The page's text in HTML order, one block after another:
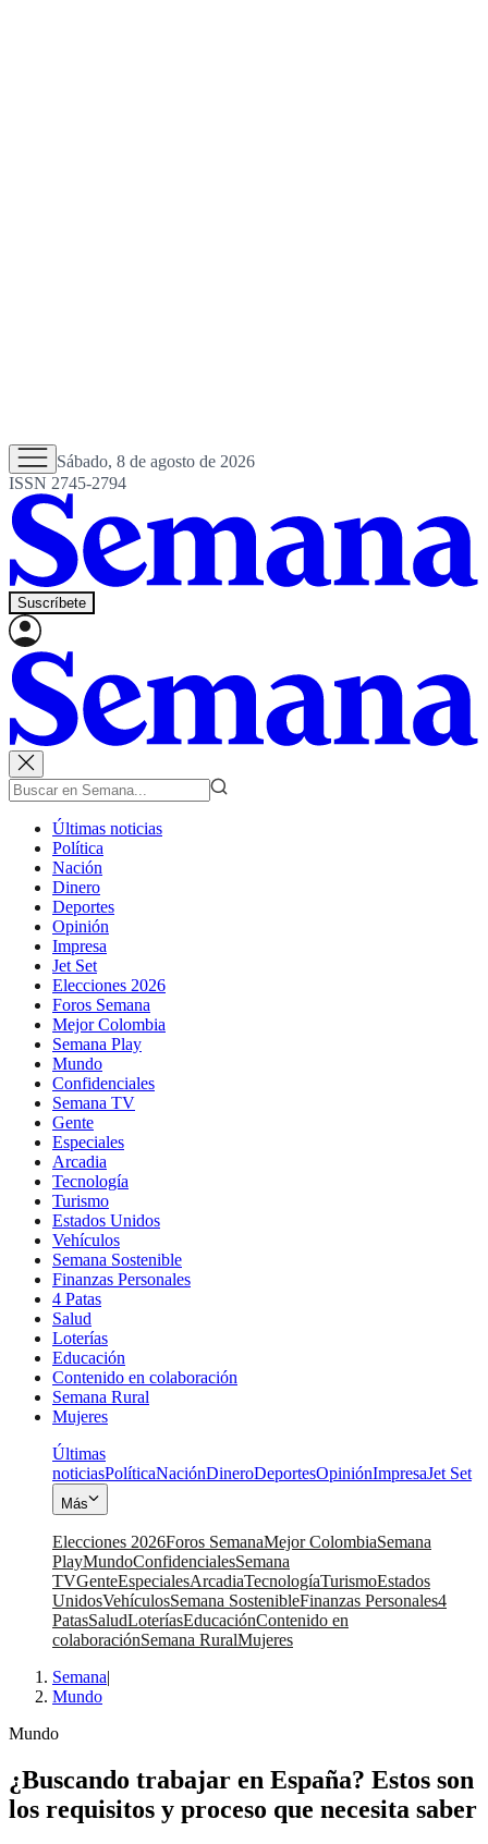
Sábado, 8 de agosto de 2026
ISSN 2745-2794
Suscríbete
Últimas noticias
Política
Nación
Dinero
Deportes
Opinión
Impresa
Jet Set
Elecciones 2026
Foros Semana
Mejor Colombia
Semana Play
Mundo
Confidenciales
Semana TV
Gente
Especiales
Arcadia
Tecnología
Turismo
Estados Unidos
Vehículos
Semana Sostenible
Finanzas Personales
4 Patas
Salud
Loterías
Educación
Contenido en colaboración
Semana Rural
Mujeres
Últimas
noticiasPolíticaNaciónDineroDeportesOpiniónImpresaJet Set
Más
Elecciones 2026Foros SemanaMejor ColombiaSemana
PlayMundoConfidencialesSemana
TVGenteEspecialesArcadiaTecnologíaTurismoEstados
UnidosVehículosSemana SostenibleFinanzas Personales4
PatasSaludLoteríasEducaciónContenido en
colaboraciónSemana RuralMujeres
Semana|
Mundo
Mundo
¿Buscando trabajar en España? Estos son
los requisitos y proceso que necesita saber